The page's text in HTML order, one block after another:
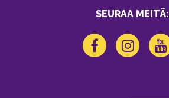
SEURAA MEITÄ: